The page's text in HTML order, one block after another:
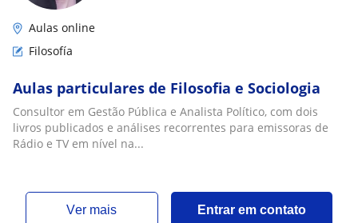
Aulas online
Filosofía
Aulas particulares de Filosofia e Sociologia
Consultor em Gestão Pública e Analista Político, com dois
livros publicados e análises recorrentes para emissoras de
Rádio e TV em nível na...
ver mais Entrar em contato